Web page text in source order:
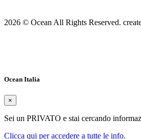
2026 © Ocean All Rights Reserved.
Ocean Italia
×
Sei un PRIVATO e stai cercando
Clicca qui per accedere a tutte le info.